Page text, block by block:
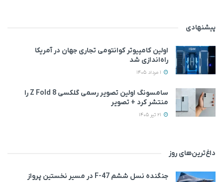
پیشنهادی
اولین کامپیوتر کوانتومی تجاری جهان در آمریکا
راه‌اندازی شد
سامسونگ اولین تصویر رسمی گلکسی Z Fold 8 را
منتشر کرد + تصویر
داغ‌ترین‌های روز
جنگنده نسل ششم F-47 در مسیر نخستین پرواز